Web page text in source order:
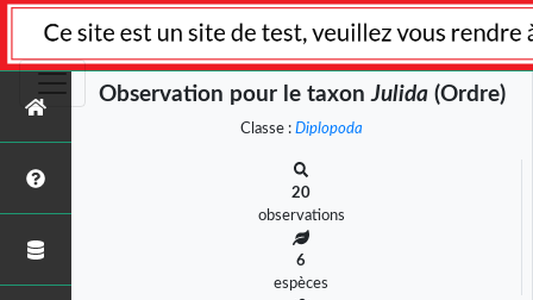
Observation pour le taxonJulida(Ordre)
Classe : Diplopoda
20
observations
6
espèces